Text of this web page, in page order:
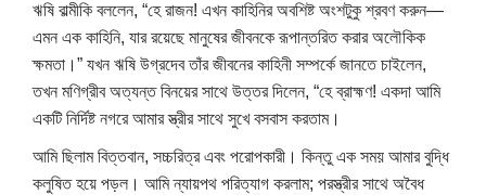
ঋষি বাল্মীকি বললেন, “হে রাজন! এখন কাহিনির অবশিষ্ট অংশটুকু শ্রবণ করুন—
এমন এক কাহিনি, যার রয়েছে মানুষের জীবনকে রূপান্তরিত করার অলৌকিক
ক্ষমতা।” যখন ঋষি উগ্রদেব তাঁর জীবনের কাহিনী সম্পর্কে জানতে চাইলেন,
তখন মণিগ্রীব অত্যন্ত বিনয়ের সাথে উত্তর দিলেন, “হে ব্রাহ্মণ! একদা আমি
একটি নির্দিষ্ট নগরে আমার স্ত্রীর সাথে সুখে বসবাস করতাম।
আমি ছিলাম বিত্তবান, সচ্চরিত্র এবং পরোপকারী। কিন্তু এক সময় আমার বুদ্ধি
কলুষিত হয়ে পড়ল। আমি ন্যায়পথ পরিত্যাগ করলাম; পরস্ত্রীর সাথে অবৈধ